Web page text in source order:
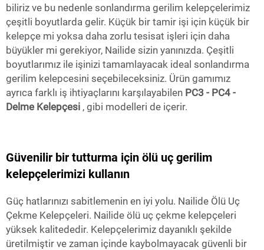
biliriz ve bu nedenle sonlandırma gerilim kelepçelerimiz
çeşitli boyutlarda gelir. Küçük bir tamir işi için küçük bir
kelepçe mi yoksa daha zorlu tesisat işleri için daha
büyükler mi gerekiyor, Nailide sizin yanınızda. Çeşitli
boyutlarımız ile işinizi tamamlayacak ideal sonlandırma
gerilim kelepcesini seçebileceksiniz. Ürün gamımız
ayrıca farklı iş ihtiyaçlarını karşılayabilen PC3 - PC4 -
Delme Kelepçesi , gibi modelleri de içerir.
Güvenilir bir tutturma için ölü uç gerilim
kelepçelerimizi kullanın
Güç hatlarınızı sabitlemenin en iyi yolu. Nailide Ölü Uç
Çekme Kelepçeleri. Nailide ölü uç çekme kelepçeleri
yüksek kalitededir. Kelepçelerimiz dayanıklı şekilde
üretilmiştir ve zaman içinde kaybolmayacak güvenli bir